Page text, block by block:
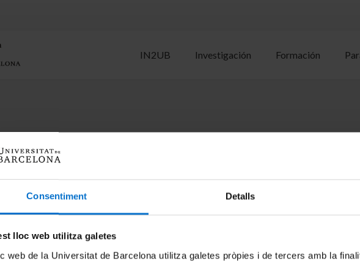
Consentiment Detalls
lloc web utilitza galetes
web de la Universitat de Barcelona utilitza galetes pròpies i de tercers amb la
IN2UB Investigación Formación
the application